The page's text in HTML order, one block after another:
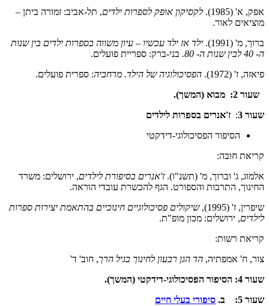
אפק, א' (1985).
לקסיקון אופק לספרות ילדים, תל-אביב: זמורה ביתן –
מוציאים לאור.
ברוך, מ' (1991).
ילד אז ילד עכשיו – עיון משווה בספרות ילדים בין שנות
ה- 40 לבין שנות ה- 80.
בני-ברק: ספריית פועלים.
פיאזה, ז' (1972).
הפסיכולוגיה של הילד. מרחביה: ספרית פועלים.
שעור 2:
מבוא (המשך).
שעור 3
: ז'אנרים בספרות לילדים
הסיפור הפסיכולוגי-דידקטי
קריאת חובה:
אלמוג, ג' וברוך, מ' (תשנ"ו).ז'אנרים בסיפורת לילדים, ירושלים: משרד
החינוך, התרבות והספורט. הגף להכשרת עובדי הוראה.
שיפרין, ז' (1995),
שיקולים פסיכולוגיים חינוכיים בהתאמת יצירות ספרות
לילדים, ירושלים: מכון מופ"ת.
קריאת רשות:
צור, ח' אמפתיה, הד הגן רבעון לחינוך בגיל הרך, חוב' ד'
שעור 4:
הסיפור הפסיכולוגי-דידקטי (המשך).
שעור 5:
ב. סיפורי בעלי חיים